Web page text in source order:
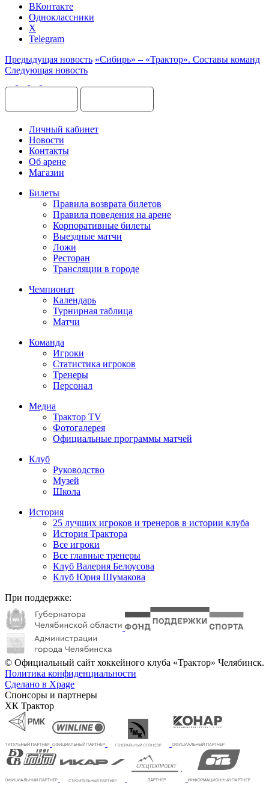
ВКонтакте
Одноклассники
X
Telegram
Предыдущая новость «Сибирь» – «Трактор». Составы команд
Следующая новость
Личный кабинет
Новости
Контакты
Об арене
Магазин
Билеты
Правила возврата билетов
Правила поведения на арене
Корпоративные билеты
Выездные матчи
Ложи
Ресторан
Трансляции в городе
Чемпионат
Календарь
Турнирная таблица
Матчи
Команда
Игроки
Статистика игроков
Тренеры
Персонал
Медиа
Трактор TV
Фотогалерея
Официальные программы матчей
Клуб
Руководство
Музей
Школа
История
25 лучших игроков и тренеров в истории клуба
История Трактора
Все игроки
Все главные тренеры
Клуб Валерия Белоусова
Клуб Юрия Шумакова
При поддержке:
© Официальный сайт хоккейного клуба «Трактор» Челябинск.
Политика конфиденциальности
Сделано в Xpage
Спонсоры и партнеры
ХК Трактор